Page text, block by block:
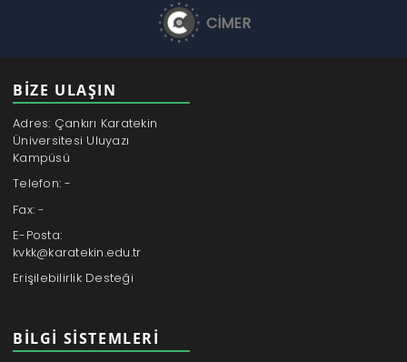
CİMER
BİZE ULAŞIN
Adres: Çankırı Karatekin
Üniversitesi Uluyazı
Kampüsü
Telefon: -
Fax: -
E-Posta:
kvkk@karatekin.edu.tr
Erişilebilirlik Desteği
BILGI SISTEMLERI